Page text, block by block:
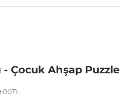
- Çocuk Ahşap Puzzle
fiyat